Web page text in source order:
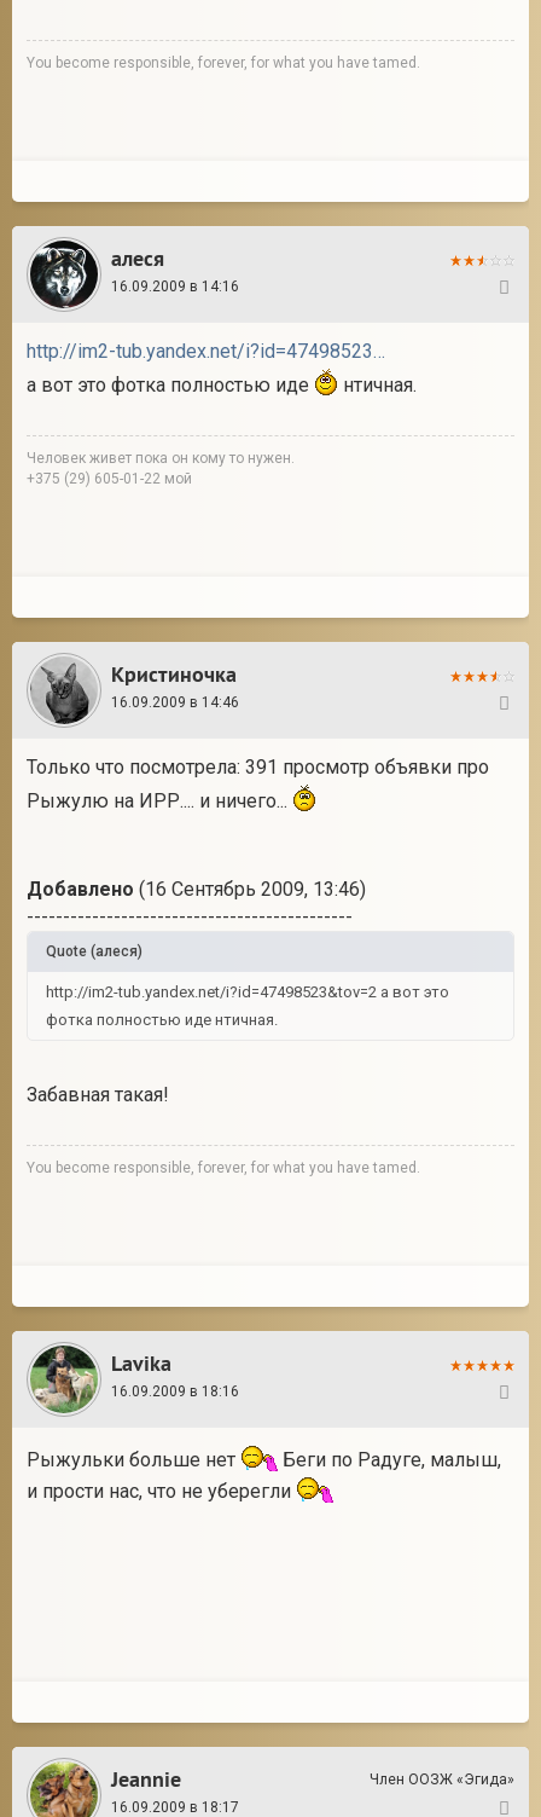
You become responsible, forever, for what you have tamed.
алеся
16.09.2009 в 14:16
http://im2-tub.yandex.net/i?id=47498523&tov=2
а вот это фотка полностью иде
нтичная.
Человек живет пока он кому то нужен.
+375 (29) 605-01-22 мой
Кристиночка
16.09.2009 в 14:46
Только что посмотрела: 391 просмотр объявки про
Рыжулю на ИРР.... и ничего...
Добавлено (16 Сентябрь 2009, 13:46)
---------------------------------------------
Quote (алеся)
http://im2-tub.yandex.net/i?id=47498523&tov=2 а вот это
фотка полностью иде нтичная.
Забавная такая!
You become responsible, forever, for what you have tamed.
Lavika
16.09.2009 в 18:16
Рыжульки больше нет
Беги по Радуге, малыш,
и прости нас, что не уберегли
Jeannie
Член ООЗЖ «Эгида»
16.09.2009 в 18:17